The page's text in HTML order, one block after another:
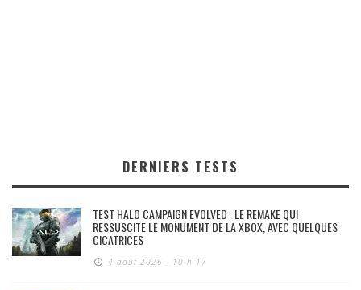
DERNIERS TESTS
TEST HALO CAMPAIGN EVOLVED : LE REMAKE QUI
RESSUSCITE LE MONUMENT DE LA XBOX, AVEC QUELQUES
CICATRICES
4 août 2026 - 10 h 17